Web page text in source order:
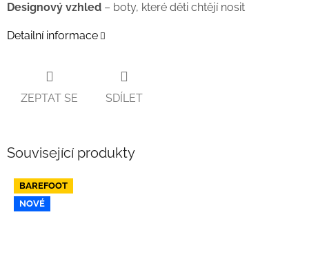
Designový vzhled – boty, které děti chtějí nosit
Detailní informace
ZEPTAT SE SDÍLET
Související produkty
BAREFOOT
NOVÉ